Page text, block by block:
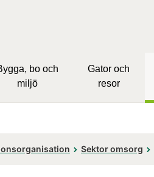
bo och
miljö
Gator och
resor
Sektor omsorg